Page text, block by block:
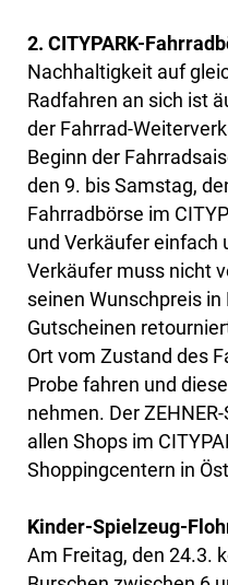
2. CITYPARK-
Nachhaltigkeit auf
Radfahren an sich ist
der Fahrrad-
Beginn der
den 9. bis Samstag,
Fahrradbörse im
und Verkäufer einfach
Verkäufer muss nicht
seinen Wunschpreis in
Gutscheinen
Ort vom Zustand des
Probe fahren und
nehmen. Der
allen Shops im
Shoppingcentern in
Kinder-Spielzeug-
Am Freitag, den 24.3.